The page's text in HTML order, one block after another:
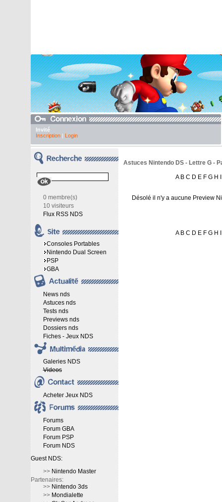
Invité
Inscription| Login
0 membre(s)
10 visiteurs
Flux RSS NDS
Consoles Portables
Nintendo Dual Screen
PSP
GBA
News nds
Astuces nds
Tests nds
Previews nds
Dossiers nds
Fiches - Jeux NDS
Galeries NDS
Videos
Acheter Jeux NDS
Forums
Forum GBA
Forum PSP
Forum NDS
Guest NDS:
>> Nintendo Master
Partenaires:
>> Nintendo 3ds
>> Mondialette
Astuces Nintendo DS - Lettre G -
A B C D E F G H
Désolé il n'y a aucune Preview
A B C D E F G H